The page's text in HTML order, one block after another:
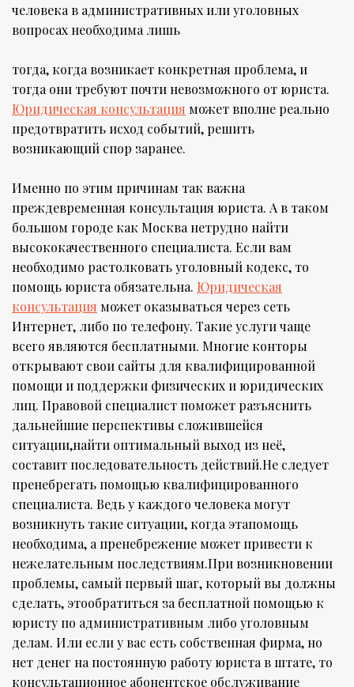
человека в административных или уголовных
вопросах необходима лишь
тогда, когда возникает конкретная проблема, и
тогда они требуют почти невозможного от юриста.
Юридическая консультация может вполне реально
предотвратить исход событий, решить
возникающий спор заранее.
Именно по этим причинам так важна
преждевременная консультация юриста. А в таком
большом городе как Москва нетрудно найти
высококачественного специалиста. Если вам
необходимо растолковать уголовный кодекс, то
помощь юриста обязательна. Юридическая
консультация может оказываться через сеть
Интернет, либо по телефону. Такие услуги чаще
всего являются бесплатными. Многие конторы
открывают свои сайты для квалифицированной
помощи и поддержки физических и юридических
лиц. Правовой специалист поможет разъяснить
дальнейшие перспективы сложившейся
ситуации,найти оптимальный выход из неё,
составит последовательность действий.Не следует
пренебрегать помощью квалифицированного
специалиста. Ведь у каждого человека могут
возникнуть такие ситуации, когда этапомощь
необходима, а пренебрежение может привести к
нежелательным последствиям.При возникновении
проблемы, самый первый шаг, который вы должны
сделать, этообратиться за бесплатной помощью к
юристу по административным либо уголовным
делам. Или если у вас есть собственная фирма, но
нет денег на постоянную работу юриста в штате, то
консультационное абонентское обслуживание